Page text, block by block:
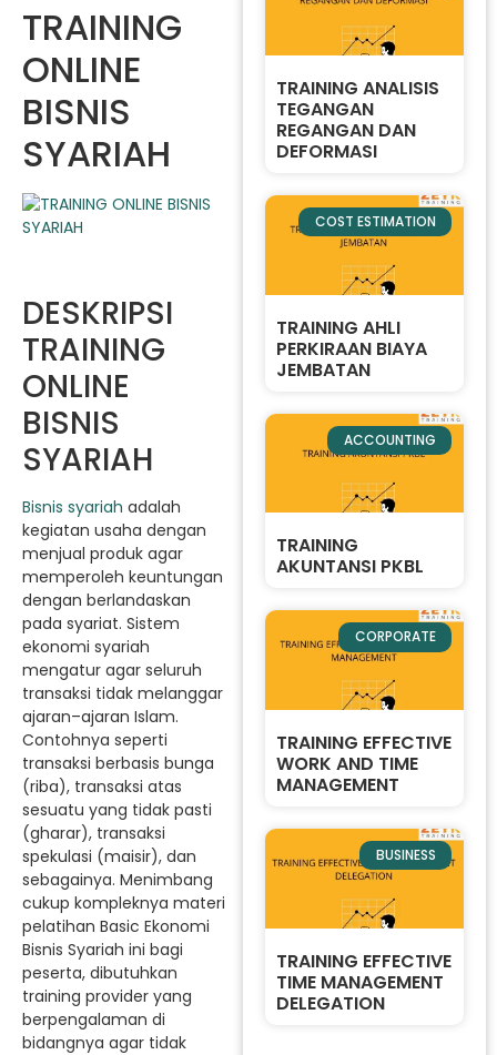
TRAINING
ONLINE
BISNIS
SYARIAH
DESKRIPSI
TRAINING
ONLINE
BISNIS
SYARIAH
Bisnis syariah adalah
kegiatan usaha dengan
menjual produk agar
memperoleh keuntungan
dengan berlandaskan
pada syariat. Sistem
ekonomi syariah
mengatur agar seluruh
transaksi tidak melanggar
ajaran–ajaran Islam.
Contohnya seperti
transaksi berbasis bunga
(riba), transaksi atas
sesuatu yang tidak pasti
(gharar), transaksi
spekulasi (maisir), dan
sebagainya. Menimbang
cukup kompleknya materi
pelatihan Basic Ekonomi
Bisnis Syariah ini bagi
peserta, dibutuhkan
training provider yang
berpengalaman di
bidangnya agar tidak
TRAINING ANALISIS
TEGANGAN
REGANGAN DAN
DEFORMASI
COST ESTIMATION
TRAINING AHLI
PERKIRAAN BIAYA
JEMBATAN
ACCOUNTING
TRAINING
AKUNTANSI PKBL
CORPORATE
TRAINING EFFECTIVE
WORK AND TIME
MANAGEMENT
BUSINESS
TRAINING EFFECTIVE
TIME MANAGEMENT
DELEGATION